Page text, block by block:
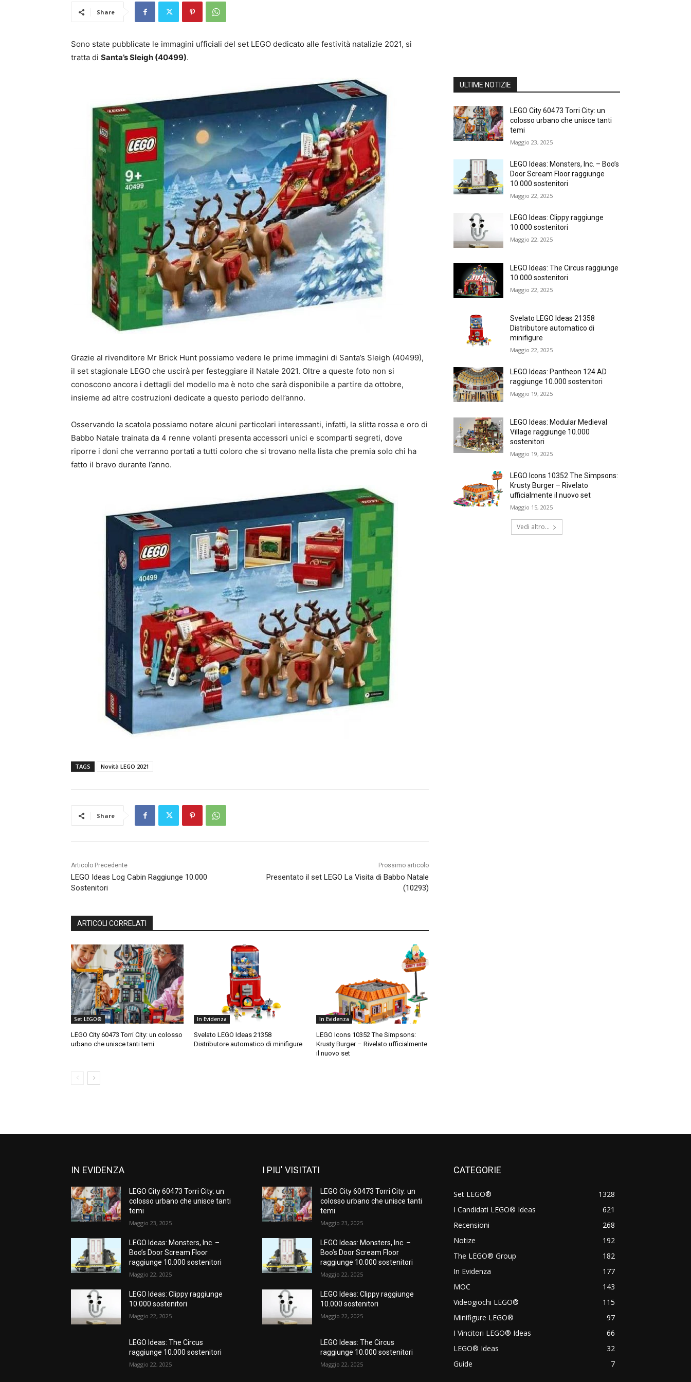
Share
Sono state pubblicate le immagini ufficiali del set LEGO dedicato alle festività natalizie 2021, si
tratta di Santa’s Sleigh (40499).
Grazie al rivenditore Mr Brick Hunt possiamo vedere le prime immagini di Santa’s Sleigh (40499),
il set stagionale LEGO che uscirà per festeggiare il Natale 2021. Oltre a queste foto non si
conoscono ancora i dettagli del modello ma è noto che sarà disponibile a partire da ottobre,
insieme ad altre costruzioni dedicate a questo periodo dell’anno.
Osservando la scatola possiamo notare alcuni particolari interessanti, infatti, la slitta rossa e oro di
Babbo Natale trainata da 4 renne volanti presenta accessori unici e scomparti segreti, dove
riporre i doni che verranno portati a tutti coloro che si trovano nella lista che premia solo chi ha
fatto il bravo durante l’anno.
TAGS Novità LEGO 2021
Share
Articolo Precedente
LEGO Ideas Log Cabin Raggiunge 10.000
Sostenitori
Prossimo articolo
Presentato il set LEGO La Visita di Babbo Natale
(10293)
ARTICOLI CORRELATI
Set LEGO®
LEGO City 60473 Torri City: un colosso
urbano che unisce tanti temi
In Evidenza
Svelato LEGO Ideas 21358
Distributore automatico di minifigure
In Evidenza
LEGO Icons 10352 The Simpsons:
Krusty Burger – Rivelato ufficialmente
il nuovo set
ULTIME NOTIZIE
LEGO City 60473 Torri City: un
colosso urbano che unisce tanti
temi
Maggio 23, 2025
LEGO Ideas: Monsters, Inc. – Boo’s
Door Scream Floor raggiunge
10.000 sostenitori
Maggio 22, 2025
LEGO Ideas: Clippy raggiunge
10.000 sostenitori
Maggio 22, 2025
LEGO Ideas: The Circus raggiunge
10.000 sostenitori
Maggio 22, 2025
Svelato LEGO Ideas 21358
Distributore automatico di
minifigure
Maggio 22, 2025
LEGO Ideas: Pantheon 124 AD
raggiunge 10.000 sostenitori
Maggio 19, 2025
LEGO Ideas: Modular Medieval
Village raggiunge 10.000
sostenitori
Maggio 19, 2025
LEGO Icons 10352 The Simpsons:
Krusty Burger – Rivelato
ufficialmente il nuovo set
Maggio 15, 2025
Vedi altro...
IN EVIDENZA
LEGO City 60473 Torri City: un
colosso urbano che unisce tanti
temi
Maggio 23, 2025
LEGO Ideas: Monsters, Inc. –
Boo’s Door Scream Floor
raggiunge 10.000 sostenitori
Maggio 22, 2025
LEGO Ideas: Clippy raggiunge
10.000 sostenitori
Maggio 22, 2025
LEGO Ideas: The Circus
raggiunge 10.000 sostenitori
Maggio 22, 2025
I PIU' VISITATI
LEGO City 60473 Torri City: un
colosso urbano che unisce tanti
temi
Maggio 23, 2025
LEGO Ideas: Monsters, Inc. –
Boo’s Door Scream Floor
raggiunge 10.000 sostenitori
Maggio 22, 2025
LEGO Ideas: Clippy raggiunge
10.000 sostenitori
Maggio 22, 2025
LEGO Ideas: The Circus
raggiunge 10.000 sostenitori
Maggio 22, 2025
CATEGORIE
Set LEGO®
1328
I Candidati LEGO® Ideas
621
Recensioni
268
Notize
192
The LEGO® Group
182
In Evidenza
177
MOC
143
Videogiochi LEGO®
115
Minifigure LEGO®
97
I Vincitori LEGO® Ideas
66
LEGO® Ideas
32
Guide
7